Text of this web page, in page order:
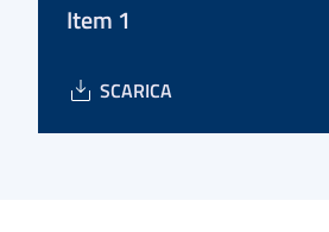
Item 1
SCARICA